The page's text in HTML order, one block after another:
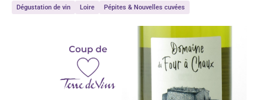
Dégustation de vin Loire Pépites & Nouvelles cuvées